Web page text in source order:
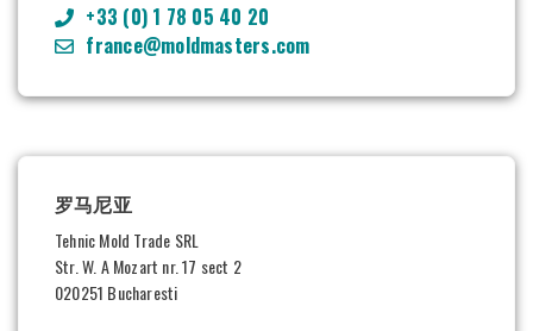
+33 (0) 1 78 05 40 20
france@moldmasters.com
罗马尼亚
Tehnic Mold Trade SRL
Str. W. A Mozart nr. 17 sect 2
020251 Bucharesti